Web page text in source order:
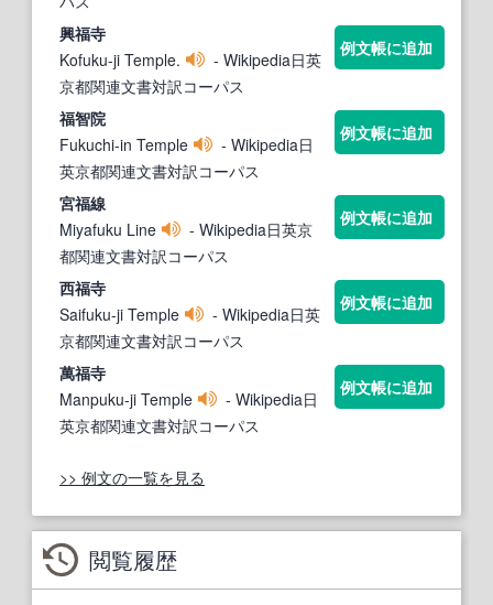
興福寺
Kofuku-ji Temple.
- Wikipedia日英
京都関連文書対訳コーパス
例文帳に追加
福智院
Fukuchi-in Temple
- Wikipedia日
英京都関連文書対訳コーパス
例文帳に追加
宮福線
Miyafuku Line
- Wikipedia日英京
都関連文書対訳コーパス
例文帳に追加
西福寺
Saifuku-ji Temple
- Wikipedia日英
京都関連文書対訳コーパス
例文帳に追加
萬福寺
Manpuku-ji Temple
- Wikipedia日
英京都関連文書対訳コーパス
例文帳に追加
>> 例文の一覧を見る
閲覧履歴